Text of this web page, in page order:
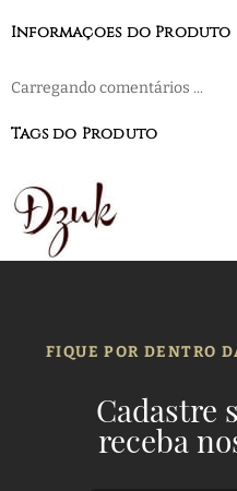
Informações do Produto
Carregando comentários ...
Tags do Produto
FIQUE POR DENTRO
Cadastre
receba